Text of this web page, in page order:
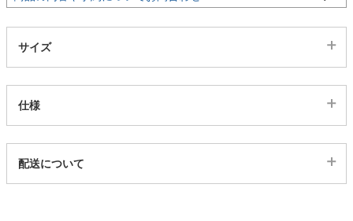
サイズ
仕様
4ds03002765
配送について